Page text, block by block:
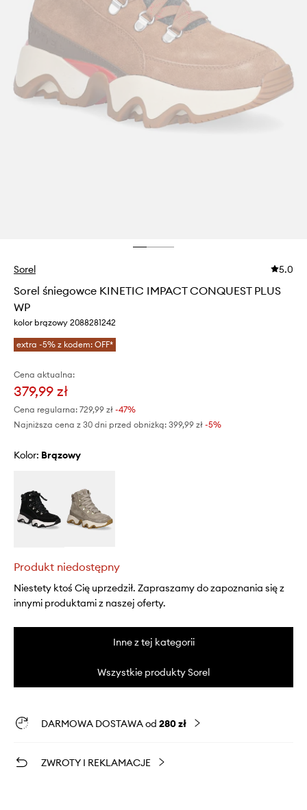
Sorel 5.0
Sorel śniegowce KINETIC IMPACT CONQUEST PLUS
WP
kolor brązowy 2088281242
extra -5% z kodem: OFF*
Cena aktualna:
379,99 zł
Cena regularna: 729,99 zł -47%
Najniższa cena z 30 dni przed obniżką: 399,99 zł -5%
Kolor: brązowy
Produkt niedostępny
Niestety ktoś Cię uprzedził. Zapraszamy do zapoznania się z
innymi produktami z naszej oferty.
Inne z tej kategorii
Wszystkie produkty Sorel
DARMOWA DOSTAWA od 280 zł
ZWROTY I REKLAMACJE